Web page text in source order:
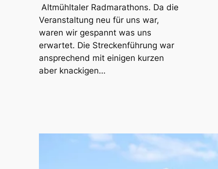
Altmühltaler Radmarathons. Da die
Veranstaltung neu für uns war,
waren wir gespannt was uns
erwartet. Die Streckenführung war
ansprechend mit einigen kurzen
aber knackigen…